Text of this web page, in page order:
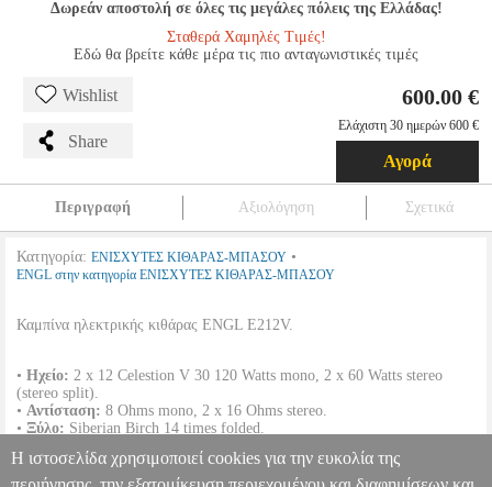
Δωρεάν αποστολή σε όλες τις μεγάλες πόλεις της Ελλάδας!
Σταθερά Χαμηλές Τιμές!
Εδώ θα βρείτε κάθε μέρα τις πιο ανταγωνιστικές τιμές
Wishlist
Share
600.00 €
Ελάχιστη 30 ημερών 600 €
Αγορά
Περιγραφή Αξιολόγηση Σχετικά
Κατηγορία: ΕΝΙΣΧΥΤΕΣ ΚΙΘΑΡΑΣ-ΜΠΑΣΟΥ •
ENGL στην κατηγορία ΕΝΙΣΧΥΤΕΣ ΚΙΘΑΡΑΣ-ΜΠΑΣΟΥ
Καμπίνα ηλεκτρικής κιθάρας ENGL E212V.
• Ηχείο: 2 x 12 Celestion V 30 120 Watts mono, 2 x 60 Watts stereo
(stereo split).
• Αντίσταση: 8 Ohms mono, 2 x 16 Ohms stereo.
• Ξύλο: Siberian Birch 14 times folded.
• Διαστάσεις:60 x 75 x 36 cm.
•Βάρος:35 kg.
Η ιστοσελίδα χρησιμοποιεί cookies για την ευκολία της